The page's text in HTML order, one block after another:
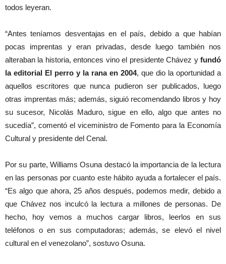
todos leyeran.
“Antes teníamos desventajas en el país, debido a que habían
pocas imprentas y eran privadas, desde luego también nos
alteraban la historia, entonces vino el presidente Chávez y fundó
la editorial El perro y la rana en 2004, que dio la oportunidad a
aquellos escritores que nunca pudieron ser publicados, luego
otras imprentas más; además, siguió recomendando libros y hoy
su sucesor, Nicolás Maduro, sigue en ello, algo que antes no
sucedía”, comentó el viceministro de Fomento para la Economía
Cultural y presidente del Cenal.
Por su parte, Williams Osuna destacó la importancia de la lectura
en las personas por cuanto este hábito ayuda a fortalecer el país.
“Es algo que ahora, 25 años después, podemos medir, debido a
que Chávez nos inculcó la lectura a millones de personas. De
hecho, hoy vemos a muchos cargar libros, leerlos en sus
teléfonos o en sus computadoras; además, se elevó el nivel
cultural en el venezolano”, sostuvo Osuna.